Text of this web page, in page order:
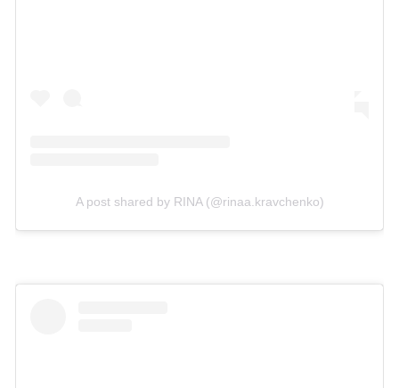
A post shared by RINA (@rinaa.kravchenko)